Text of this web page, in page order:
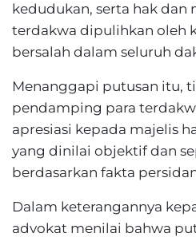
kedudukan, serta hak dan
terdakwa dipulihkan oleh
bersalah dalam seluruh
Menanggapi putusan itu,
pendamping para
apresiasi kepada majelis
yang dinilai objektif dan
berdasarkan fakta
Dalam keterangannya
advokat menilai bahwa